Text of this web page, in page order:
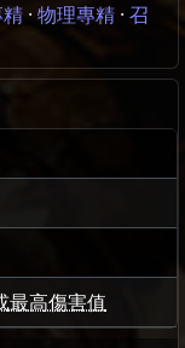
·物理專精 · 召
最高傷害值